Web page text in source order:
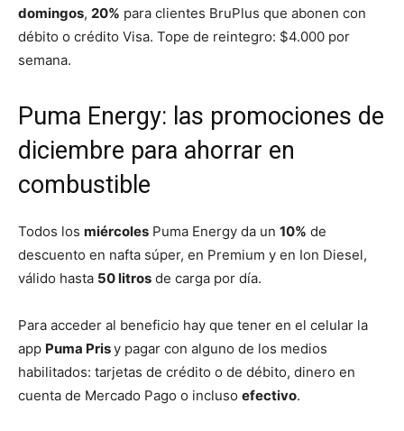
domingos, 20% para clientes BruPlus que abonen con
débito o crédito Visa. Tope de reintegro: $4.000 por
semana.
Puma Energy: las promociones de
diciembre para ahorrar en
combustible
Todos los miércoles ​ Puma Energy da un 10% de
descuento en nafta súper, en Premium y en Ion Diesel,
válido hasta 50 litros de carga por día.
Para acceder al beneficio hay que tener en el celular la
app Puma Prisy pagar con alguno de los medios
habilitados: tarjetas de crédito o de débito, dinero en
cuenta de Mercado Pago o incluso efectivo.